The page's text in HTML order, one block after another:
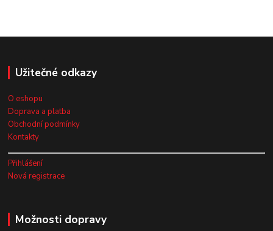
Užitečné odkazy
O eshopu
Doprava a platba
Obchodní podmínky
Kontakty
Přihlášení
Nová registrace
Možnosti dopravy